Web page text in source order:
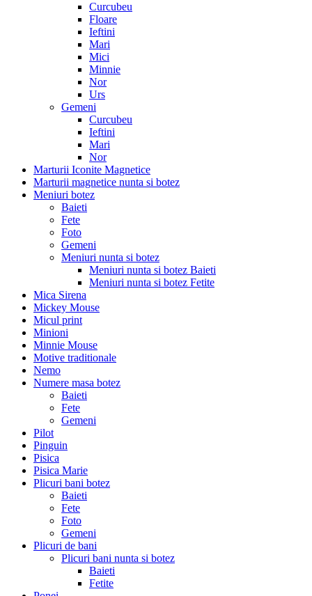
Curcubeu
Floare
Ieftini
Mari
Mici
Minnie
Nor
Urs
Gemeni
Curcubeu
Ieftini
Mari
Nor
Marturii Iconite Magnetice
Marturii magnetice nunta si botez
Meniuri botez
Baieti
Fete
Foto
Gemeni
Meniuri nunta si botez
Meniuri nunta si botez Baieti
Meniuri nunta si botez Fetite
Mica Sirena
Mickey Mouse
Micul print
Minioni
Minnie Mouse
Motive traditionale
Nemo
Numere masa botez
Baieti
Fete
Gemeni
Pilot
Pinguin
Pisica
Pisica Marie
Plicuri bani botez
Baieti
Fete
Foto
Gemeni
Plicuri de bani
Plicuri bani nunta si botez
Baieti
Fetite